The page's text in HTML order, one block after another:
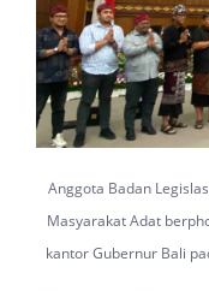
Anggota Badan
Masyarakat Adat
kantor Gubernur Bali